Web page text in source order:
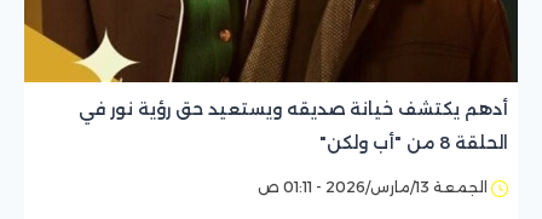
أدهم يكتشف خيانة صديقه ويستعيد حق رؤية نور في
الحلقة 8 من "أب ولكن"
الجمعة 13/مارس/2026 - 01:11 ص